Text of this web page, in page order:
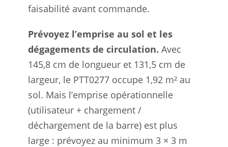
faisabilité avant commande.
Prévoyez l’emprise au sol et les
dégagements de circulation. Avec
145,8 cm de longueur et 131,5 cm de
largeur, le PTT0277 occupe 1,92 m² au
sol. Mais l’emprise opérationnelle
(utilisateur + chargement /
déchargement de la barre) est plus
large : prévoyez au minimum 3 × 3 m